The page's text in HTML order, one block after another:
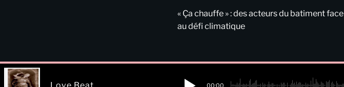
« Ça chauffe » : des acteurs du batiment face
au défi climatique
00:00